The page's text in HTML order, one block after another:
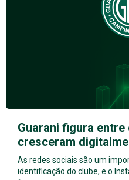
Guarani figura
cresceram
As redes sociais são um
identificação do clube, e o